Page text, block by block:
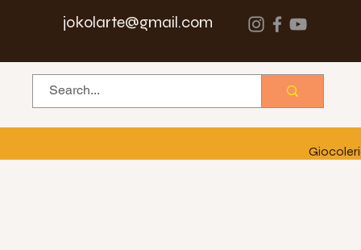
jokolarte@gmail.com